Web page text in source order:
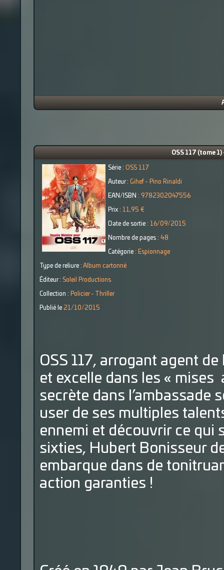
OSS 117 (tome
Série : OSS 117
Auteur : Gihef - Pino Rinaldi
EAN/ISBN : 9782302047556
Prix : 11,95 €
Date de sortie : 16/09/2015
Nombre de pages : 48
Catégorie : Espionnage
Type de reliure : Album cartonné
Éditeur : Soleil Productions
Collection : Policier - Thriller
Publié le 21/10/2015
OSS 117, arrogant agent
et excelle dans les « mises
secrète dans l’ambassade
user de ses multiples
ennemi et découvrir ce qui
sixties, Hubert Bonisseur
embarque dans de
action garanties !